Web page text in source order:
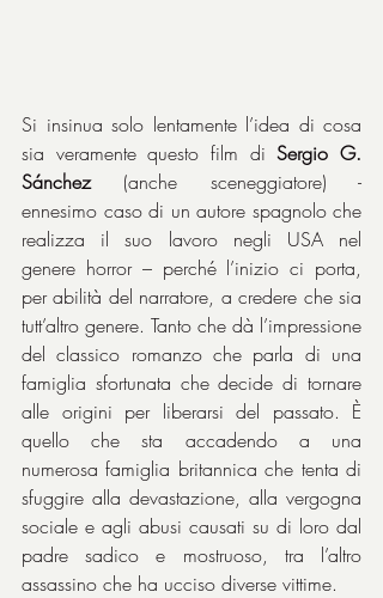
Si insinua solo lentamente l’idea di cosa
sia veramente questo film di Sergio G.
Sánchez (anche sceneggiatore) -
ennesimo caso di un autore spagnolo che
realizza il suo lavoro negli USA nel
genere horror – perché l’inizio ci porta,
per abilità del narratore, a credere che sia
tutt’altro genere. Tanto che dà l’impressione
del classico romanzo che parla di una
famiglia sfortunata che decide di tornare
alle origini per liberarsi del passato. È
quello che sta accadendo a una
numerosa famiglia britannica che tenta di
sfuggire alla devastazione, alla vergogna
sociale e agli abusi causati su di loro dal
padre sadico e mostruoso, tra l’altro
assassino che ha ucciso diverse vittime.